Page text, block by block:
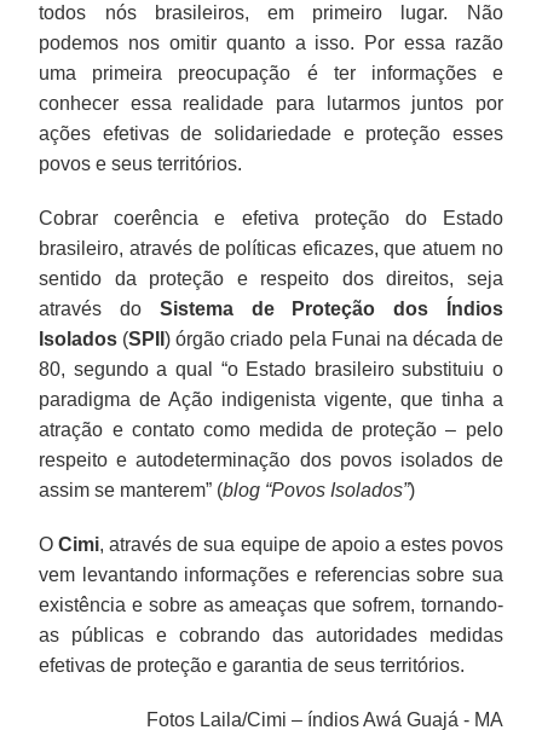
todos nós brasileiros, em primeiro lugar. Não
podemos nos omitir quanto a isso. Por essa razão
uma primeira preocupação é ter informações e
conhecer essa realidade para lutarmos juntos por
ações efetivas de solidariedade e proteção esses
povos e seus territórios.
Cobrar coerência e efetiva proteção do Estado
brasileiro, através de políticas eficazes, que atuem no
sentido da proteção e respeito dos direitos, seja
através do Sistema de Proteção dos Índios
Isolados (SPII) órgão criado pela Funai na década de
80, segundo a qual “o Estado brasileiro substituiu o
paradigma de Ação indigenista vigente, que tinha a
atração e contato como medida de proteção – pelo
respeito e autodeterminação dos povos isolados de
assim se manterem” (blog “Povos Isolados”)
OCimi, através de sua equipe de apoio a estes povos
vem levantando informações e referencias sobre sua
existência e sobre as ameaças que sofrem, tornando-
as públicas e cobrando das autoridades medidas
efetivas de proteção e garantia de seus territórios.
Fotos Laila/Cimi – índios Awá Guajá - MA